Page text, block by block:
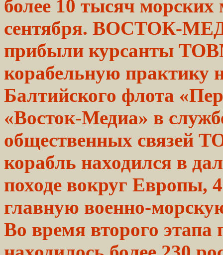
более 10 тысяч
сентября. ВОСТОК-
прибыли курсанты
корабельную практику
Балтийского флота
«Восток-Медиа» в
общественных связей
корабль находился в
походе вокруг Европы,
главную военно-
Во время второго этапа